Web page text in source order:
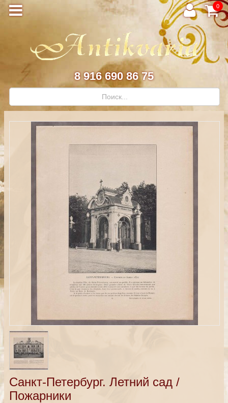
0
8 916 690 86 75
Санкт-Петербург. Летний сад /
Пожарники